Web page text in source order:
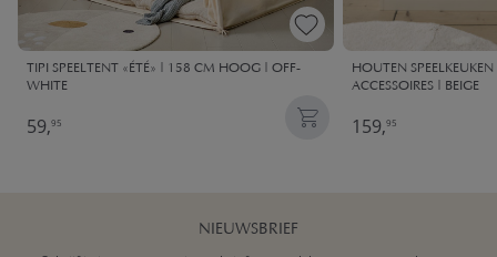
TIPI SPEELTENT «ÉTÉ» | 158 CM HOOG | OFF-
WHITE
59,95
HOUTEN
ACCESSOIRES | BEIGE
159,95
NIEUWSBRIEF